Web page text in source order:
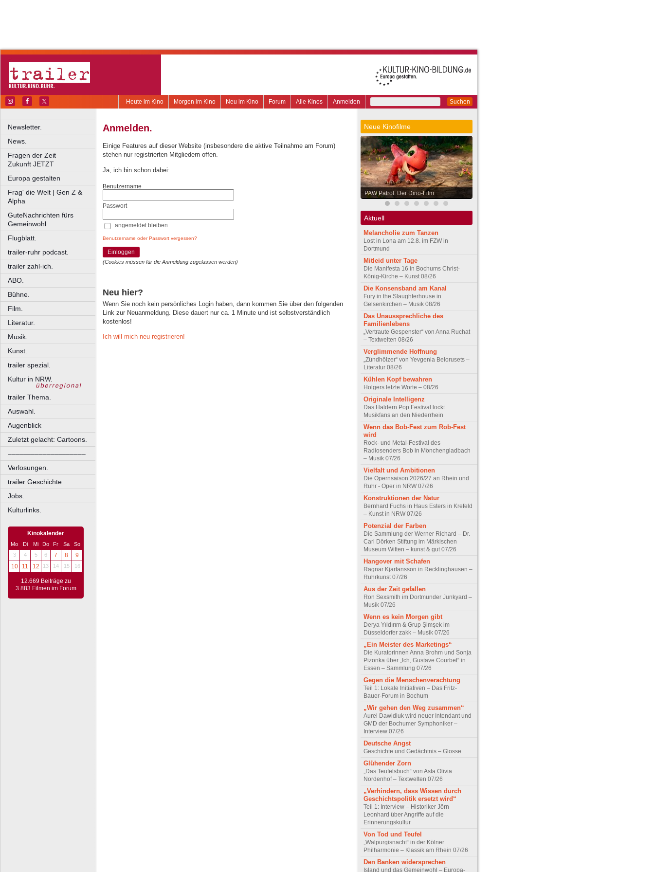
Suchen
Anmelden
Alle Kinos
Forum
Neu im Kino
Morgen im Kino
Heute im Kino
Newsletter.
News.
Fragen der Zeit
Zukunft JETZT
Europa gestalten
Frag' die Welt | Gen Z &
Alpha
GuteNachrichten fürs
Gemeinwohl
Flugblatt.
trailer-ruhr podcast.
trailer zahl-ich.
ABO.
Bühne.
Film.
Literatur.
Musik.
Kunst.
trailer spezial.
Kultur in NRW.
trailer Thema.
Auswahl.
Augenblick
Zuletzt gelacht: Cartoons.
––––––––––––––––––––
Verlosungen.
trailer Geschichte
Jobs.
Kulturlinks.
Kinokalender
Mo Di Mi Do Fr Sa
So
3
4 5 6 7 8
9
10
11 12 13 14 15 16
12.669 Beiträge zu
3.883 Filmen im Forum
Anmelden.
Einige Features auf dieser Website (insbesondere die aktive Teilnahme am Forum)
stehen nur registrierten Mitgliedern offen.
Ja, ich bin schon dabei:
Benutzername
Passwort
angemeldet bleiben
Benutzername oder Passwort vergessen?
Einloggen
(Cookies müssen für die Anmeldung zugelassen werden)
Neu hier?
Wenn Sie noch kein persönliches Login haben, dann kommen Sie über den folgenden
Link zur Neuanmeldung. Diese dauert nur ca. 1 Minute und ist selbstverständlich
kostenlos!
Ich will mich neu registrieren!
Neue Kinofilme
PAW Patrol: Der Dino-Film
Aktuell
Melancholie zum Tanzen
Lost in Lona am 12.8. im FZW in
Dortmund
Mitleid unter Tage
Die Manifesta 16 in Bochums Christ-
König-Kirche – Kunst 08/26
Die Konsensband am Kanal
Fury in the Slaughterhouse in
Gelsenkirchen – Musik 08/26
Das Unaussprechliche des
Familienlebens
„Vertraute Gespenster“ von Anna Ruchat
– Textwelten 08/26
Verglimmende Hoffnung
„Zündhölzer“ von Yevgenia Belorusets –
Literatur 08/26
Kühlen Kopf bewahren
Holgers letzte Worte – 08/26
Originale Intelligenz
Das Haldern Pop Festival lockt
Musikfans an den Niederrhein
Wenn das Bob-Fest zum Rob-Fest
wird
Rock- und Metal-Festival des
Radiosenders Bob in Mönchengladbach
– Musik 07/26
Vielfalt und Ambitionen
Die Opernsaison 2026/27 an Rhein und
Ruhr - Oper in NRW 07/26
Konstruktionen der Natur
Bernhard Fuchs in Haus Esters in Krefeld
– Kunst in NRW 07/26
Potenzial der Farben
Die Sammlung der Werner Richard – Dr.
Carl Dörken Stiftung im Märkischen
Museum Witten – kunst & gut 07/26
Hangover mit Schafen
Ragnar Kjartansson in Recklinghausen –
Ruhrkunst 07/26
Aus der Zeit gefallen
Ron Sexsmith im Dortmunder Junkyard –
Musik 07/26
Wenn es kein Morgen gibt
Derya Yıldırım & Grup Şimşek im
Düsseldorfer zakk – Musik 07/26
„Ein Meister des Marketings“
Die Kuratorinnen Anna Brohm und Sonja
Pizonka über „Ich, Gustave Courbet“ in
Essen – Sammlung 07/26
Gegen die Menschenverachtung
Teil 1: Lokale Initiativen – Das Fritz-
Bauer-Forum in Bochum
„Wir gehen den Weg zusammen“
Aurel Dawidiuk wird neuer Intendant und
GMD der Bochumer Symphoniker –
Interview 07/26
Deutsche Angst
Geschichte und Gedächtnis – Glosse
Glühender Zorn
„Das Teufelsbuch“ von Asta Olivia
Nordenhof – Textwelten 07/26
„Verhindern, dass Wissen durch
Geschichtspolitik ersetzt wird“
Teil 1: Interview – Historiker Jörn
Leonhard über Angriffe auf die
Erinnerungskultur
Von Tod und Teufel
„Walpurgisnacht“ in der Kölner
Philharmonie – Klassik am Rhein 07/26
Den Banken widersprechen
Island und das Gemeinwohl – Europa-